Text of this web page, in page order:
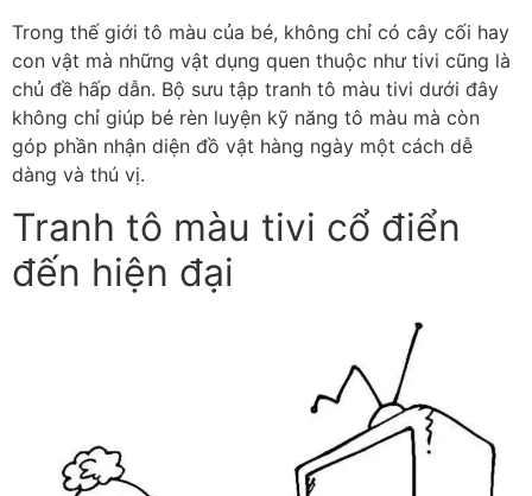
Trong thế giới tô màu của bé, không chỉ có cây cối hay
con vật mà những vật dụng quen thuộc như tivi cũng là
chủ đề hấp dẫn. Bộ sưu tập tranh tô màu tivi dưới đây
không chỉ giúp bé rèn luyện kỹ năng tô màu mà còn
góp phần nhận diện đồ vật hàng ngày một cách dễ
dàng và thú vị.
Tranh tô màu tivi cổ điển
đến hiện đại